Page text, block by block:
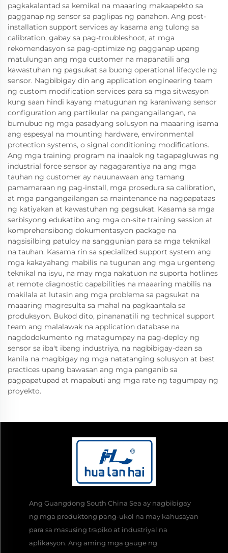
pagkakalantad sa kemikal na maaaring makaapekto sa
pagganap ng sensor sa paglipas ng panahon. Ang post-
installation support services ay kasama ang tulong sa
calibration, gabay sa pag-troubleshoot, at mga
rekomendasyon sa pag-optimize ng pagganap upang
matulungan ang mga customer na mapanatili ang
kawastuhan ng pagsukat sa buong operational lifecycle ng
sensor. Nagbibigay din ang application engineering team
ng custom modification services para sa mga sitwasyon
kung saan hindi kayang matugunan ng karaniwang sensor
configuration ang partikular na pangangailangan, na
bumubuo ng mga pasadyang solusyon na maaaring isama
ang espesyal na mounting hardware, environmental
protection systems, o signal conditioning modifications.
Ang mga training program na inaalok ng tagapagluwas ng
industrial force sensor ay nagagarantiya na ang mga
tauhan ng customer ay nauunawaan ang tamang
pamamaraan ng pag-install, mga prosedura sa calibration,
at mga pangangailangan sa maintenance na nagpapataas
ng katiyakan at kawastuhan ng pagsukat. Kasama sa mga
serbisyong edukatibo ang mga on-site training session at
komprehensibong dokumentasyon package na
nagsisilbing patuloy na sanggunian para sa mga teknikal
na tauhan. Kasama rin sa specialized support system ang
mga kakayahang mabilis na tugunan ang mga urgenteng
teknikal na isyu, na may mga nakatuon na suporta hotlines
at remote diagnostic capabilities na maaaring mabilis na
makilala at lutasin ang mga problema sa pagsukat na
maaaring magresulta sa mahal na pagkaantala sa
produksyon. Bukod dito, pinananatili ng technical support
team ang malalawak na application database na
nagdodokumento ng matagumpay na pag-deploy ng
sensor sa iba't ibang industriya, na nagbibigay-daan sa
kanila na magbigay ng mga natatanging solusyon at best
practices upang bawasan ang mga panganib sa
pagpapatupad at mapabuti ang mga rate ng tagumpay ng
proyekto.
Ang Guangdong South China Sea ay nagbibigay
ng mga produktong pang-ukol na may kahusayan
para sa masusing trapiko at industriyal na
aplikasyon. Ang aming mga gauge ng